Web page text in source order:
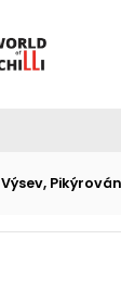
Výsev,